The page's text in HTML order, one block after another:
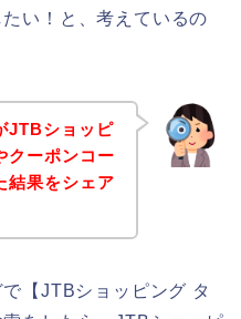
い！と、考えているの
JTBショッピ
クーポンコー
結果をシェア
【JTBショッピング タ